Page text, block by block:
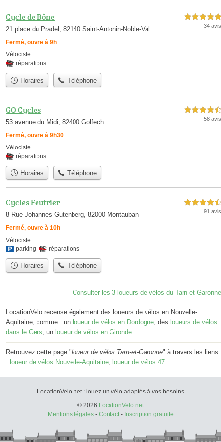
Cycle de Bône
21 place du Pradel, 82140 Saint-Antonin-Noble-Val
Fermé, ouvre à 9h
5,0 étoiles sur 5
34 avis
Vélociste
réparations
Horaires Téléphone
GO Cycles
53 avenue du Midi, 82400 Golfech
Fermé, ouvre à 9h30
4,5 étoiles sur 5
58 avis
Vélociste
réparations
Horaires Téléphone
Cycles Feutrier
8 Rue Johannes Gutenberg, 82000 Montauban
Fermé, ouvre à 10h
4,5 étoiles sur 5
91 avis
Vélociste
parking, réparations
Horaires Téléphone
Consulter les 3 loueurs de vélos du Tarn-et-Garonne
LocationVelo recense également des loueurs de vélos en Nouvelle-
Aquitaine, comme : un loueur de vélos en Dordogne , des loueurs de vélos
dans le Gers , un loueur de vélos en Gironde
Retrouvez cette page "loueur de vélos Tarn-et-Garonne" à travers les liens
: loueur de vélos Nouvelle-Aquitaine loueur de vélos 47
LocationVelo.net : louez un vélo adaptés à vos besoins
© 2026 LocationVelo.net
Mentions légales- Contact- Inscription gratuite